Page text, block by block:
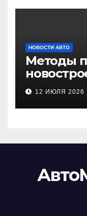
НОВОСТИ АВТО
Методы
12 ИЮЛЯ 2026